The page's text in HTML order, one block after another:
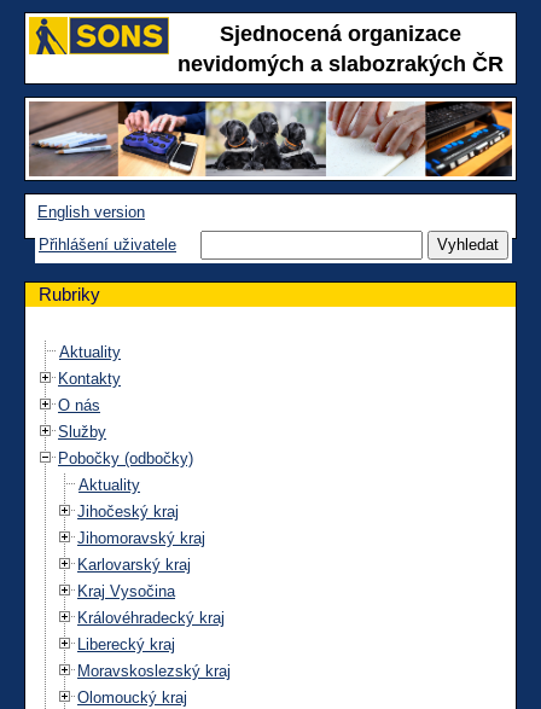
Sjednocená organizace
nevidomých a slabozrakých ČR
English version
Přihlášení uživatele
Rubriky
Aktuality
Kontakty
O nás
Služby
Pobočky (odbočky)
Aktuality
Jihočeský kraj
Jihomoravský kraj
Karlovarský kraj
Kraj Vysočina
Královéhradecký kraj
Liberecký kraj
Moravskoslezský kraj
Olomoucký kraj